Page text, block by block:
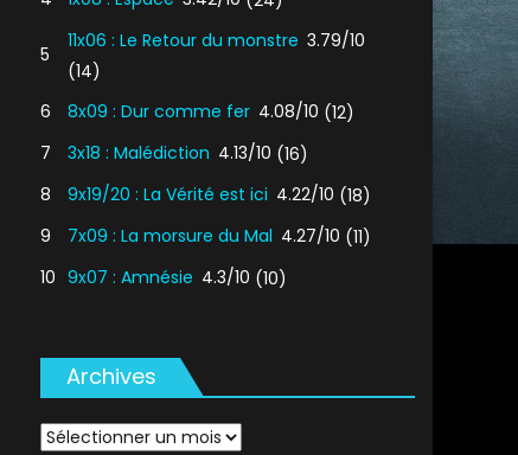
5
11x06 : Le Retour du monstre 3.79/10
(14)
6
8x09 : Dur comme fer 4.08/10 (12)
7
3x18 : Malédiction 4.13/10 (16)
8
9x19/20 : La Vérité est ici 4.22/10 (18)
9
7x09 : La morsure du Mal 4.27/10 (11)
10 9x07 : Amnésie 4.3/10 (10)
Archives
Archives